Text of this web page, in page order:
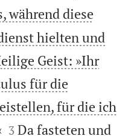
während diese
hielten und
Geist: »Ihr
für die
für die ich


3 Da fasteten und